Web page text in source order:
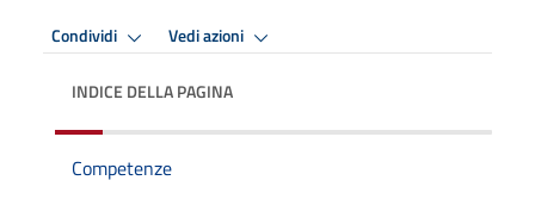
Condividi Vedi azioni
INDICE DELLA PAGINA
Competenze